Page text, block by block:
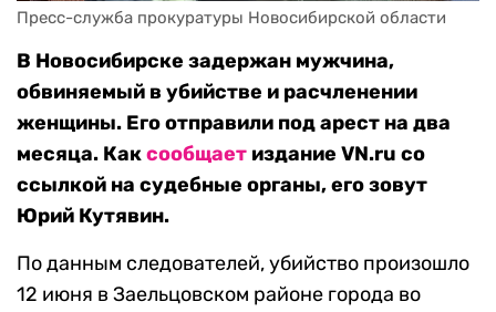
Пресс-служба прокуратуры Новосибирской области
В Новосибирске задержан мужчина,
обвиняемый в убийстве и расчленении
женщины. Его отправили под арест на два
месяца. Каксообщает издание VN.ru со
ссылкой на судебные органы, его зовут
Юрий Кутявин.
По данным следователей, убийство произошло
12 июня в Заельцовском районе города во